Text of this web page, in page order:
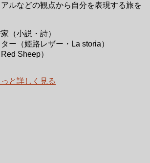
ルなどの観点から自分を表現する旅を
（小説・詩）
ー（姫路レザー・La storia）
Sheep）
と詳しく見る